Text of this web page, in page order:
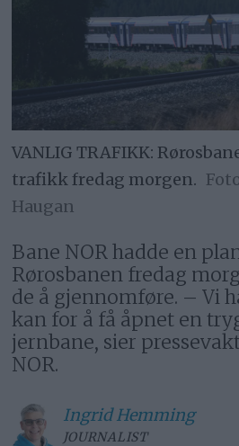
VANLIG TRAFIKK:
trafikk fredag morgen.
Haugan
Bane NOR hadde en
Rørosbanen fredag
de å gjennomføre. – Vi
kan for å få åpnet en
jernbane, sier
NOR.
Ingrid Hemming
JOURNALIST